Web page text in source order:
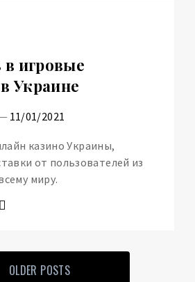
в игровые
Украине
11/01/2021
казино Украины,
от пользователей из
миру.
OLDER POSTS